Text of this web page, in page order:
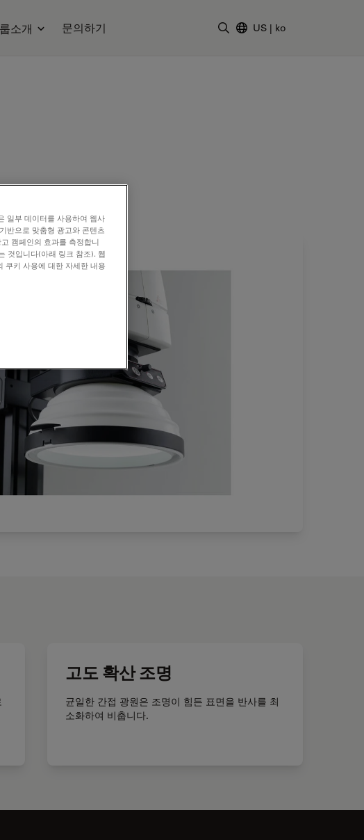
소개 문의하기 US | ko
고도 확산 조명
균일한 간접 광원은 조명이 힘든 표면을 반사를 최
소화하여 비춥니다.
일부 데이터를 사용하여 웹사
반으로 맞춤형 광고와 콘텐츠
캠페인의 효과를 측정합니
것입니다(아래 링크 참조). 웹
쿠키 사용에 대한 자세한 내용